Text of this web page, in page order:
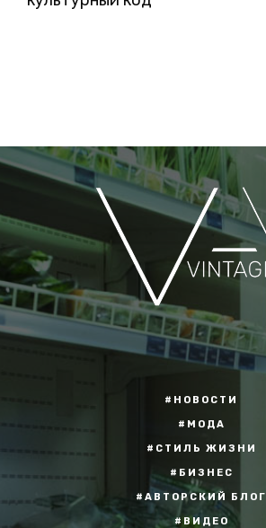
#НОВОСТИ
#МОДА
#СТИЛЬ ЖИЗНИ
#БИЗНЕС
#АВТОРСКИЙ БЛОГ
#ВИДЕО